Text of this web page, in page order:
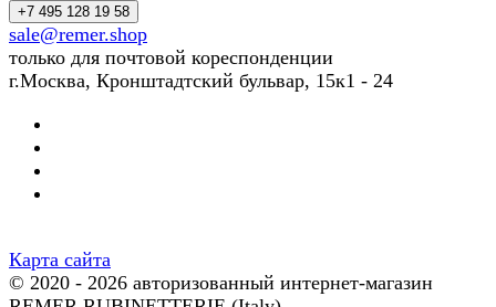
+7 495 128 19 58
sale@remer.shop
только для почтовой кореспонденции
г.Москва, Кронштадтский бульвар, 15к1 - 24
Карта сайта
© 2020 - 2026 авторизованный интернет-магазин